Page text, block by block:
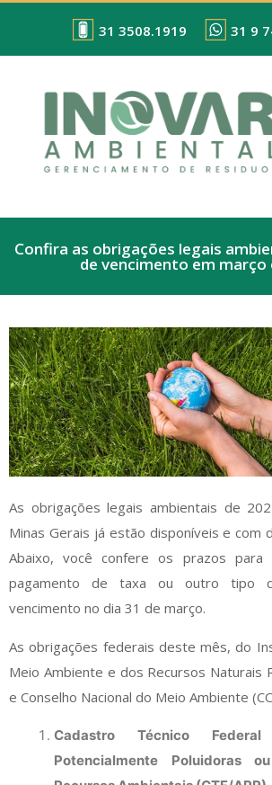
31 3508.1919 31 9
Confira as obrigações legais
de vencimento em março
As obrigações legais ambientais de
Minas Gerais já estão disponíveis e com
Abaixo, você confere os prazos para
pagamento de taxa ou outro tipo
vencimento no dia 31 de março.
As obrigações federais deste mês, do
Meio Ambiente e dos Recursos Naturais
e Conselho Nacional do Meio Ambiente
Cadastro Técnico
Potencialmente Poluidoras